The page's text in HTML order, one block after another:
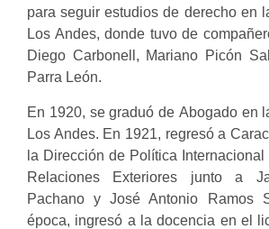
para seguir estudios de derecho en
Los Andes, donde tuvo de
Diego Carbonell, Mariano Picón
Parra León.
En 1920, se graduó de Abogado en
Los Andes. En 1921, regresó a
la Dirección de Política
Relaciones Exteriores junto a
Pachano y José Antonio Ramos
época, ingresó a la docencia en el